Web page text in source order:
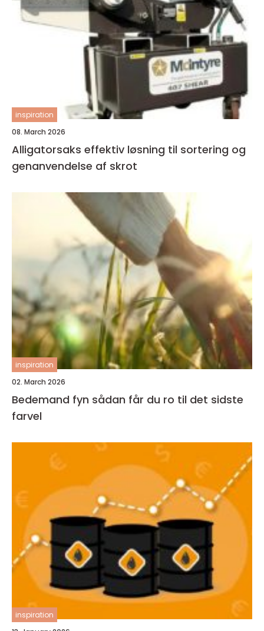
inspiration
08. March 2026
Alligatorsaks effektiv løsning til sortering og
genanvendelse af skrot
inspiration
02. March 2026
Bedemand fyn sådan får du ro til det sidste
farvel
inspiration